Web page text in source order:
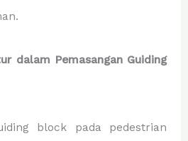
dalam Pemasangan Guiding
block pada pedestrian